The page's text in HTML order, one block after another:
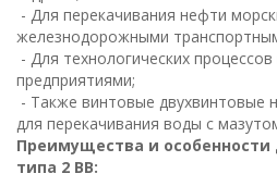
- Для перекачивания нефти
железнодорожными
- Для технологических
предприятиями;
- Также винтовые двухвинтовые
для перекачивания воды с
Преимущества и особенности
типа 2 ВВ: